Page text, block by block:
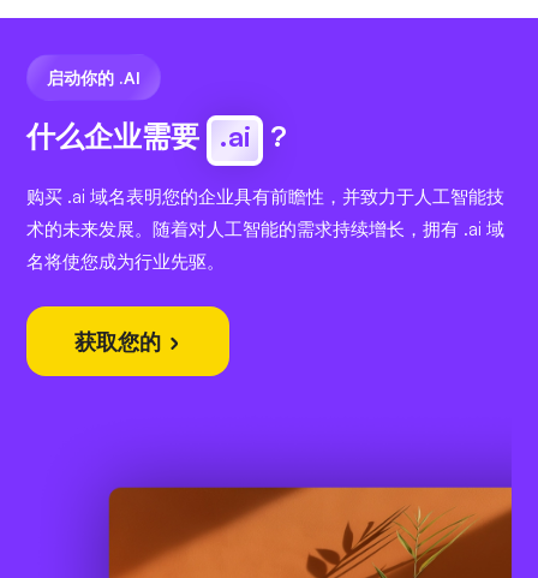
启动你的 .AI
什么企业需要 .ai ?
购买 .ai 域名表明您的企业具有前瞻性，并致力于人工智能技
术的未来发展。随着对人工智能的需求持续增长，拥有 .ai 域
名将使您成为行业先驱。
获取您的